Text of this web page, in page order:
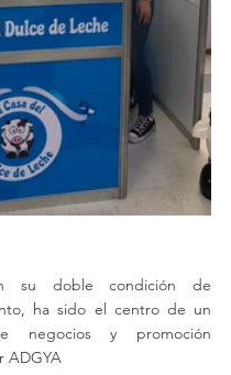
su doble condición de
ha sido el centro de un
negocios y promoción
ADGYA